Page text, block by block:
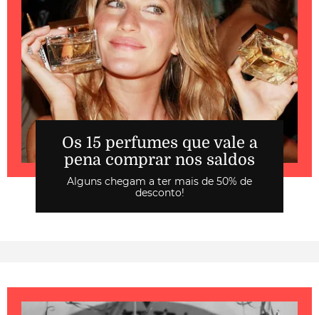
Os 15 perfumes que vale a
pena comprar nos saldos
Alguns chegam a ter mais de 50% de
desconto!